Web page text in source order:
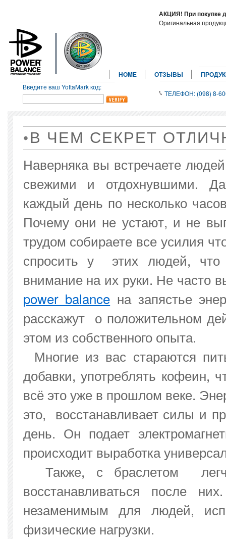
АКЦИЯ! При покупке
Оригинальная
HOME ОТЗЫВЫ
ТЕЛЕФОН: (098) 8-
Введите ваш YottaMark код:
В ЧЕМ СЕКРЕТ
Наверняка вы встречаете
свежими и отдохнувшими.
каждый день по несколько
Почему они не устают, и не
трудом собираете все усилия
спросить у этих людей, что
внимание на их руки. Не часто
power balance на запястье
расскажут о положительном
этом из собственного опыта.
Многие из вас стараются
добавки, употреблять кофеин,
всё это уже в прошлом веке.
это, восстанавливает силы и
день. Он подает
происходит выработка
Также, с браслетом
восстанавливаться после
незаменимым для людей,
физические нагрузки.